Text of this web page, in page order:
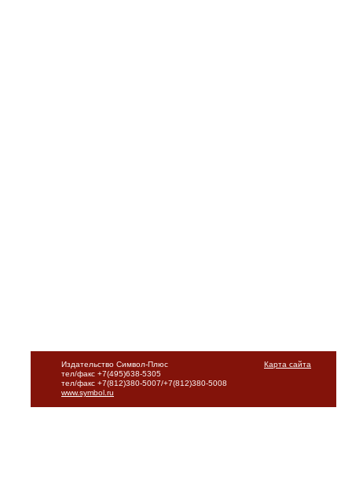
Карта сайта
Издательство Символ-Плюс
тел/факс +7(495)638-5305
тел/факс +7(812)380-5007/+7(812)380-5008
www.symbol.ru